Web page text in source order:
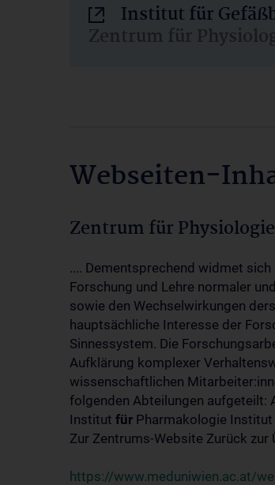
Institut für
Zentrum für
Webseiten-
Zentrum für
.... Dementsprechend widmet
Forschung und Lehre normaler
sowie den Wechselwirkungen
hauptsächliche Interesse der
Sinnessystem. Die
Aufklärung komplexer
wissenschaftlichen
folgenden Abteilungen aufgeteilt:
Institut für Pharmakologie Institut
Zur Zentrums-Website Zurück zur
https://www.meduniwien.ac.at/